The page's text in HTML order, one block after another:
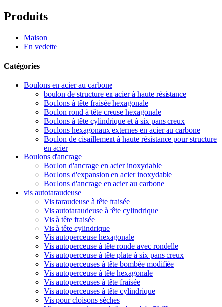
Produits
Maison
En vedette
Catégories
Boulons en acier au carbone
boulon de structure en acier à haute résistance
Boulons à tête fraisée hexagonale
Boulon rond à tête creuse hexagonale
Boulons à tête cylindrique et à six pans creux
Boulons hexagonaux externes en acier au carbone
Boulon de cisaillement à haute résistance pour structure
en acier
Boulons d'ancrage
Boulon d'ancrage en acier inoxydable
Boulons d'expansion en acier inoxydable
Boulons d'ancrage en acier au carbone
vis autotaraudeuse
Vis taraudeuse à tête fraisée
Vis autotaraudeuse à tête cylindrique
Vis à tête fraisée
Vis à tête cylindrique
Vis autoperceuse hexagonale
Vis autoperceuse à tête ronde avec rondelle
Vis autoperceuse à tête plate à six pans creux
Vis autoperceuses à tête bombée modifiée
Vis autoperceuse à tête hexagonale
Vis autoperceuses à tête fraisée
Vis autoperceuses à tête cylindrique
Vis pour cloisons sèches